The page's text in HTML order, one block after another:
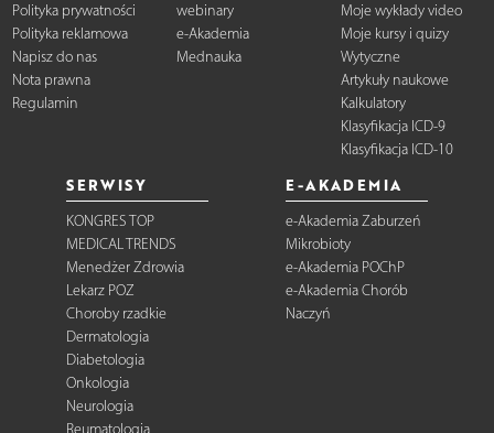
Polityka prywatności
Polityka reklamowa
Napisz do nas
Nota prawna
Regulamin
webinary
e-Akademia
Mednauka
Moje wykłady video
Moje kursy i quizy
Wytyczne
Artykuły naukowe
Kalkulatory
Klasyfikacja ICD-9
Klasyfikacja ICD-10
SERWISY
KONGRES TOP
MEDICAL TRENDS
Menedżer Zdrowia
Lekarz POZ
Choroby rzadkie
Dermatologia
Diabetologia
Onkologia
Neurologia
E-AKADEMIA
e-Akademia Zaburzeń
Mikrobioty
e-Akademia POChP
e-Akademia Chorób
Naczyń